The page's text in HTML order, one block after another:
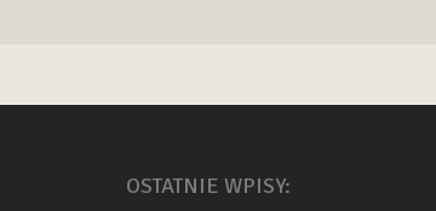
OSTATNIE WPISY: